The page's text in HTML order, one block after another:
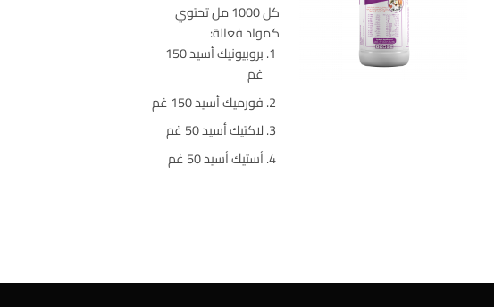
كل 1000 مل تحتوي
كمواد فعالة:
بروبيونيك أسيد 150
غم
فورميك أسيد 150 غم
لاكتيك أسيد 50 غم
أستيك أسيد 50 غم